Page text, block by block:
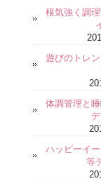
根気強く調
遊びのトレ
体調管理と
ハッピーイ
等